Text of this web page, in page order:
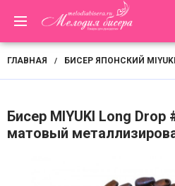
ГЛАВНАЯ / БИСЕР ЯПОНСКИЙ MIYUKI
Бисер MIYUKI Long Drop
матовый